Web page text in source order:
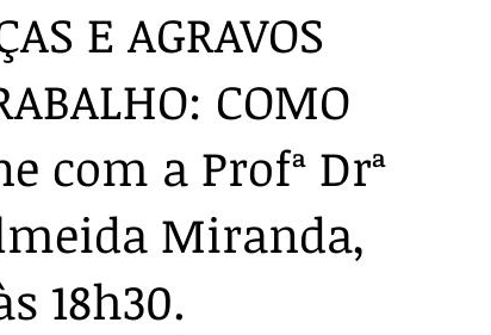
E AGRAVOS
COMO
com a Profª Drª
Miranda,
18h30.